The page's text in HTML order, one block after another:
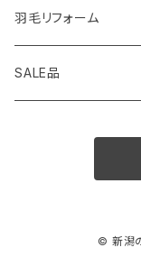
羽毛リフォーム
シングル
SALE品
© 新潟